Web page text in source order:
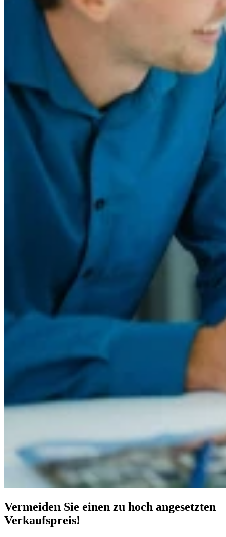
Vermeiden Sie einen zu hoch angesetzten
Verkaufspreis!